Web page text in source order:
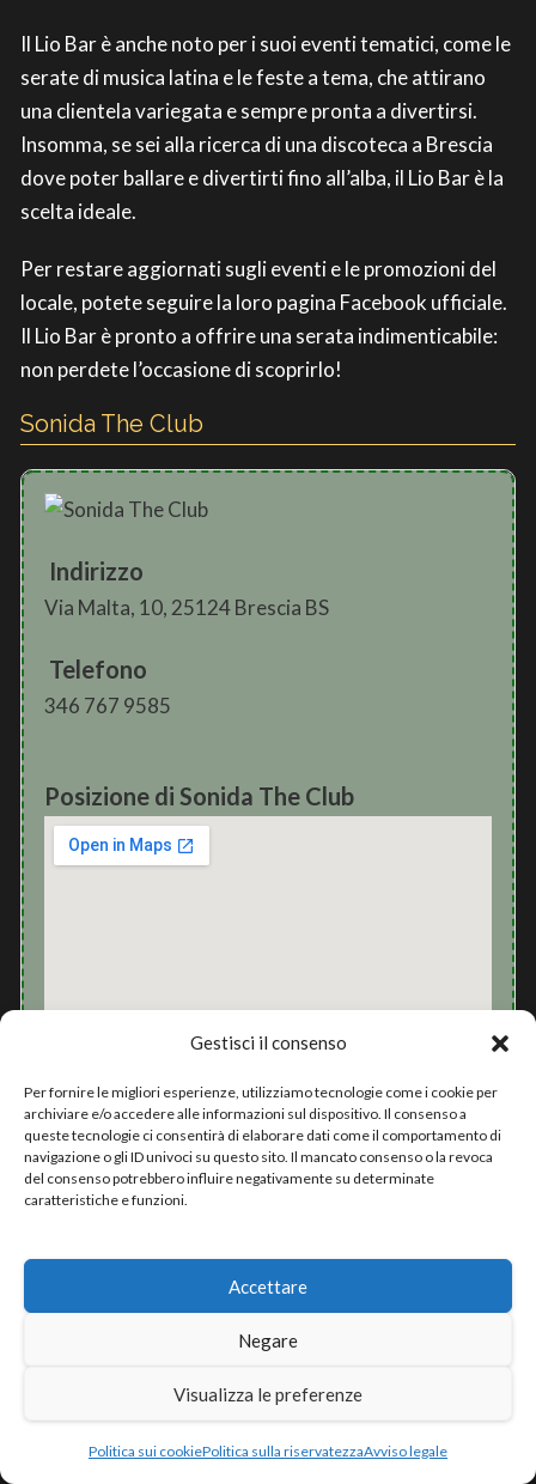
Gestisci il consenso
Per fornire le migliori esperienze, utilizziamo tecnologie come i cookie per
archiviare e/o accedere alle informazioni sul dispositivo. Il consenso a
queste tecnologie ci consentirà di elaborare dati come il comportamento di
navigazione o gli ID univoci su questo sito. Il mancato consenso o la revoca
del consenso potrebbero influire negativamente su determinate
caratteristiche e funzioni.
Accettare
Negare
Visualizza le preferenze
Politica sui cookiePolitica sulla riservatezzaAvviso legale
Il Lio Bar è anche noto per i suoi eventi tematici, come le
serate di musica latina e le feste a tema, che attirano
una clientela variegata e sempre pronta a divertirsi.
Insomma, se sei alla ricerca di una discoteca a Brescia
dove poter ballare e divertirti fino all’alba, il Lio Bar è la
scelta ideale.
Per restare aggiornati sugli eventi e le promozioni del
locale, potete seguire la loro pagina Facebook ufficiale.
Il Lio Bar è pronto a offrire una serata indimenticabile:
non perdete l’occasione di scoprirlo!
Sonida The Club
Indirizzo
Via Malta, 10, 25124 Brescia BS
Telefono
346 767 9585
Posizione di Sonida The Club
Opinioni
4.1/5 (Leggi le opinioni)
notte indimenticabile a Brescia. Situato in Via Malta, 10,
questo locale notturno è un punto di riferimento per gli
amanti della musica e del divertimento.